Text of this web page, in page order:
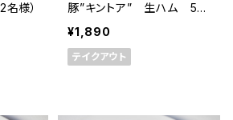
様）
豚”キントア” 生ハム 50
g 手切りスライス ＜ピエ
ール・オテイザ＞(フランス・
バスク)
¥1,890
テイクアウト